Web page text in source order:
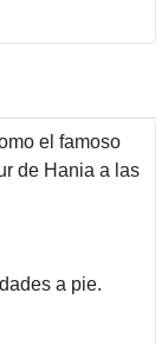
el famoso
de Hania a las
a pie.